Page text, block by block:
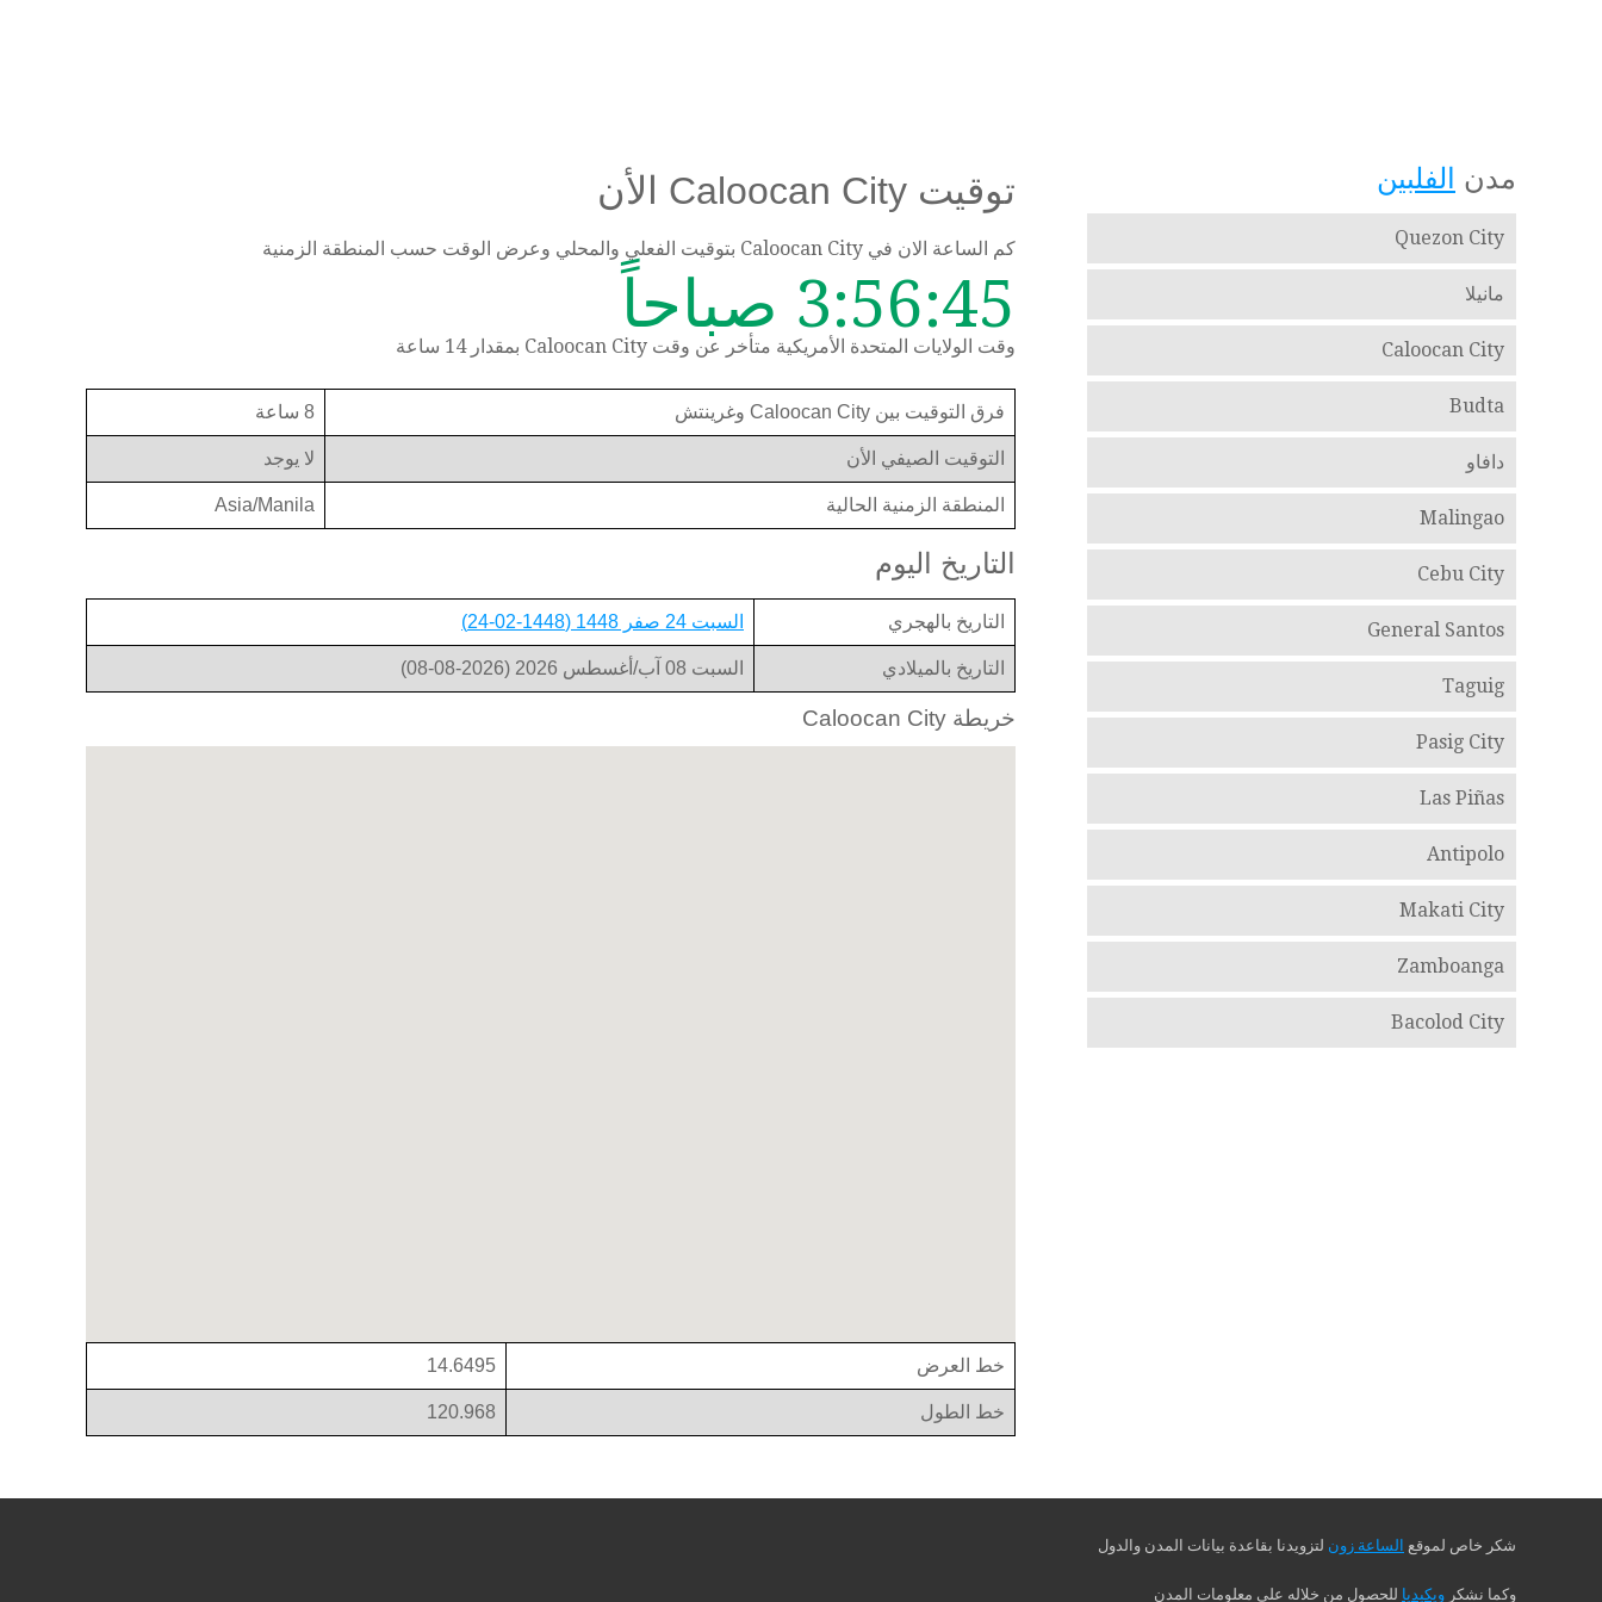
توقيت Caloocan City الأن
كم الساعة الان في Caloocan City بتوقيت الفعلي والمحلي وعرض الوقت حسب المنطقة الزمنية
3:56:45 صباحاً
وقت الولايات المتحدة الأمريكية متأخر عن وقت Caloocan City بمقدار 14 ساعة
فرق التوقيت بين Caloocan City وغرينتش 8 ساعة
التوقيت الصيفي الأن لا يوجد
المنطقة الزمنية الحالية Asia/Manila
التاريخ اليوم
التاريخ بالهجري السبت 24 صفر 1448 (1448-02-24)
التاريخ بالميلادي السبت 08 آب/أغسطس 2026 (2026-08-08)
خريطة Caloocan City
خط العرض 14.6495
خط الطول 120.968
مدن الفلبين
Quezon City
مانيلا
Caloocan City
Budta
دافاو
Malingao
Cebu City
General Santos
Taguig
Pasig City
Las Piñas
Antipolo
Makati City
Zamboanga
Bacolod City
شكر خاص لموقع الساعة زون لتزويدنا بقاعدة بيانات المدن والدول
وكما نشكر ويكيديا للحصول من خلاله على معلومات المدن